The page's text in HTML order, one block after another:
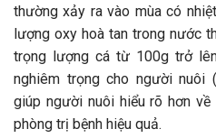
thường xảy ra vào mùa có
lượng oxy hoà tan trong nước
trọng lượng cá từ 100g trở
nghiêm trọng cho người nuôi
giúp người nuôi hiểu rõ hơn
phòng trị bệnh hiệu quả.